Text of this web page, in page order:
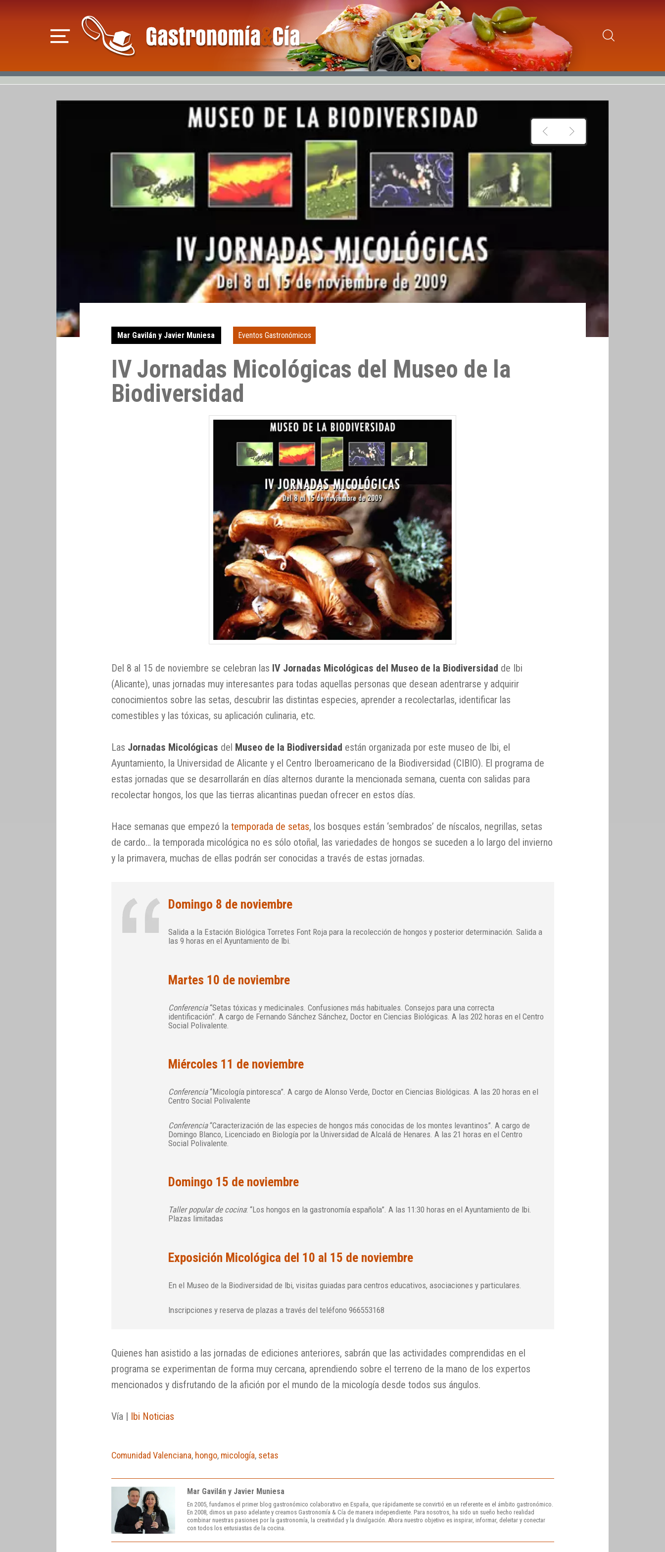
Mar Gavilán y Javier Muniesa Eventos Gastronómicos
IV Jornadas Micológicas del Museo de la
Biodiversidad
Del 8 al 15 de noviembre se celebran las IV Jornadas Micológicas del Museo de la Biodiversidad de Ibi
(Alicante), unas jornadas muy interesantes para todas aquellas personas que desean adentrarse y adquirir
conocimientos sobre las setas, descubrir las distintas especies, aprender a recolectarlas, identificar las
comestibles y las tóxicas, su aplicación culinaria, etc.
Las Jornadas Micológicas del Museo de la Biodiversidad están organizada por este museo de Ibi, el
Ayuntamiento, la Universidad de Alicante y el Centro Iberoamericano de la Biodiversidad (CIBIO). El programa de
estas jornadas que se desarrollarán en días alternos durante la mencionada semana, cuenta con salidas para
recolectar hongos, los que las tierras alicantinas puedan ofrecer en estos días.
Hace semanas que empezó la temporada de setas, los bosques están ‘sembrados’ de níscalos, negrillas, setas
de cardo… la temporada micológica no es sólo otoñal, las variedades de hongos se suceden a lo largo del invierno
y la primavera, muchas de ellas podrán ser conocidas a través de estas jornadas.
Domingo 8 de noviembre
Salida a la Estación Biológica Torretes Font Roja para la recolección de hongos y posterior determinación. Salida a
las 9 horas en el Ayuntamiento de Ibi.
Martes 10 de noviembre
Conferencia“Setas tóxicas y medicinales. Confusiones más habituales. Consejos para una correcta
identificación”. A cargo de Fernando Sánchez Sánchez, Doctor en Ciencias Biológicas. A las 202 horas en el Centro
Social Polivalente.
Miércoles 11 de noviembre
Conferencia“Micología pintoresca”. A cargo de Alonso Verde, Doctor en Ciencias Biológicas. A las 20 horas en el
Centro Social Polivalente
Conferencia“Caracterización de las especies de hongos más conocidas de los montes levantinos”. A cargo de
Domingo Blanco, Licenciado en Biología por la Universidad de Alcalá de Henares. A las 21 horas en el Centro
Social Polivalente.
Domingo 15 de noviembre
Taller popular de cocina: “Los hongos en la gastronomía española”. A las 11:30 horas en el Ayuntamiento de Ibi.
Plazas limitadas
Exposición Micológica del 10 al 15 de noviembre
En el Museo de la Biodiversidad de Ibi, visitas guiadas para centros educativos, asociaciones y particulares.
Inscripciones y reserva de plazas a través del teléfono 966553168
Quienes han asistido a las jornadas de ediciones anteriores, sabrán que las actividades comprendidas en el
programa se experimentan de forma muy cercana, aprendiendo sobre el terreno de la mano de los expertos
mencionados y disfrutando de la afición por el mundo de la micología desde todos sus ángulos.
Vía | Ibi Noticias
Comunidad Valenciana, hongo, micología, setas
Mar Gavilán y Javier Muniesa
En 2005, fundamos el primer blog gastronómico colaborativo en España, que rápidamente se convirtió en un referente en el ámbito gastronómico.
En 2008, dimos un paso adelante y creamos Gastronomía & Cía de manera independiente. Para nosotros, ha sido un sueño hecho realidad
combinar nuestras pasiones por la gastronomía, la creatividad y la divulgación. Ahora nuestro objetivo es inspirar, informar, deleitar y conectar
con todos los entusiastas de la cocina.